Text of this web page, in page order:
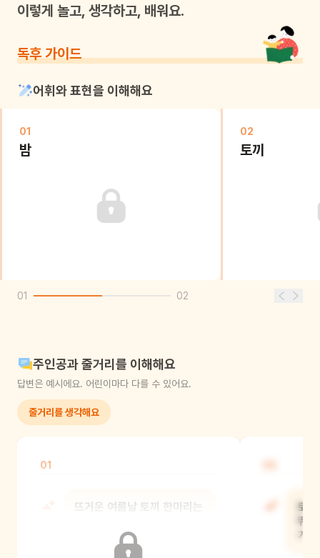
이렇게 놀고, 생각하고, 배워요.
독후 가이드
어휘와 표현을 이해해요
01
밤
02
토끼
01 02
주인공과 줄거리를 이해해요
답변은 예시에요. 어린이마다 다를 수 있어요.
줄거리를 생각해요
01
뜨거운 여름날 토끼 한마리는
토
뛰
기